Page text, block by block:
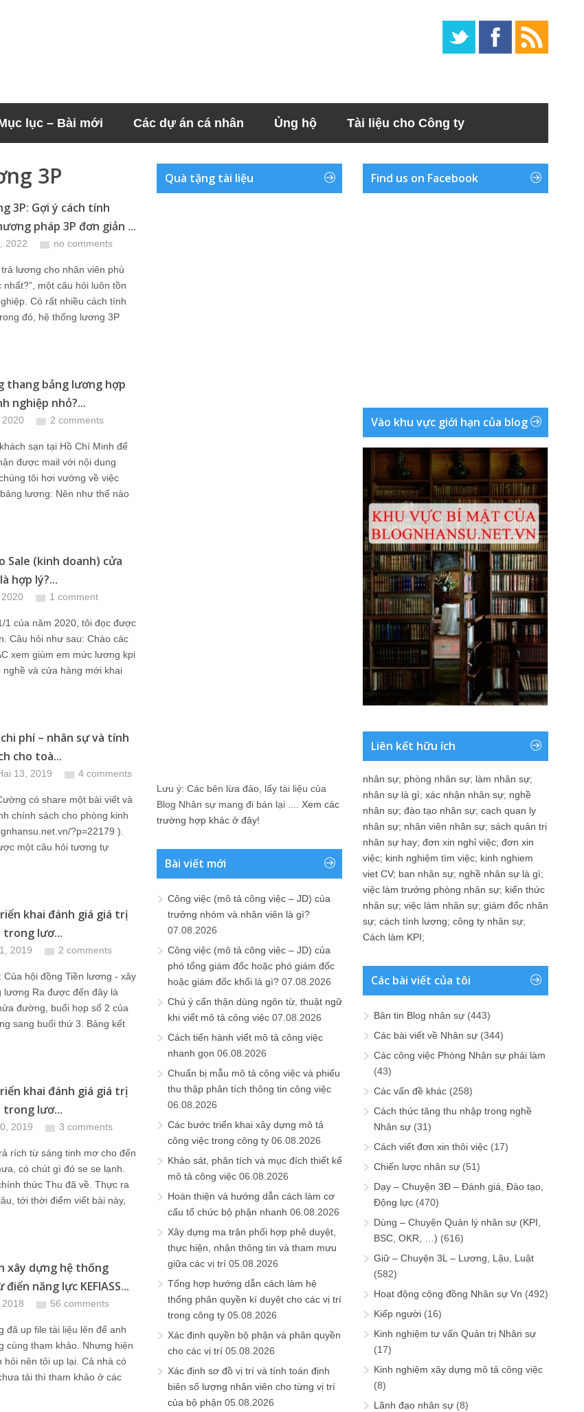
lục – Bài mới Các dự án cá nhân Ủng hộ Tài liệu cho Công ty
3P
3P: Gợi ý cách tính
pháp 3P đơn giản ...
2022 no comments
lương cho nhân viên phù
một câu hỏi luôn tồn
Có rất nhiều cách tính
đó, hệ thống lương 3P
thang bảng lương hợp
nghiệp nhỏ?...
2 comments
sạn tại Hồ Chí Minh để
được mail với nội dung
tôi hơi vướng về việc
lương: Nên như thế nào
Sale (kinh doanh) cửa
hợp lý?...
1 comment
1 của năm 2020, tôi đọc được
Câu hỏi như sau: Chào các
xem giùm em mức lương kpi
nghề và cửa hàng mới khai
phí – nhân sự và tính
cho toà...
13, 2019 4 comments
có share một bài viết và
chính sách cho phòng kinh
?p=22179 ).
một câu hỏi tương tự
khai đánh giá giá trị
trong lươ...
2019 2 comments
Của hội đồng Tiền lương - xây
lương Ra được đến đây là
đường, buổi họp số 2 của
sang buổi thứ 3. Bảng kết
khai đánh giá giá trị
trong lươ...
2019 3 comments
rích từ sáng tinh mơ cho đến
có chút gì đó se se lạnh.
thức Thu đã về. Thực ra
tới thời điểm viết bài này,
xây dựng hệ thống
năng lực KEFIASS...
56 comments
đã up file tài liệu lên để anh
cùng tham khảo. Nhưng hiện
hỏi nên tôi up lại. Cả nhà có
tải thì tham khảo ở các
Quà tặng tài liệu
Lưu ý: Các bên lừa đảo, lấy tài liệu của
Blog Nhân sự mang đi bán lại .... Xem các
trường hợp khác ở đây!
Bài viết mới
Công việc (mô tả công việc – JD) của
trưởng nhóm và nhân viên là gì?
07.08.2026
Công việc (mô tả công việc – JD) của
phó tổng giám đốc hoặc phó giám đốc
hoặc giám đốc khối là gì? 07.08.2026
Chú ý cẩn thận dùng ngôn từ, thuật ngữ
khi viết mô tả công việc 07.08.2026
Cách tiến hành viết mô tả công việc
nhanh gọn 06.08.2026
Chuẩn bị mẫu mô tả công việc và phiếu
thu thập phân tích thông tin công việc
06.08.2026
Các bước triển khai xây dựng mô tả
công việc trong công ty 06.08.2026
Khảo sát, phân tích và mục đích thiết kế
mô tả công việc 06.08.2026
Hoàn thiện và hướng dẫn cách làm cơ
cấu tổ chức bộ phận nhanh 06.08.2026
Xây dựng ma trận phối hợp phê duyệt,
thực hiện, nhận thông tin và tham mưu
giữa các vị trí 05.08.2026
Tổng hợp hướng dẫn cách làm hệ
thống phân quyền kí duyệt cho các vị trí
trong công ty 05.08.2026
Xác định quyền bộ phận và phân quyền
cho các vị trí 05.08.2026
Xác định sơ đồ vị trí và tính toán định
biên số lượng nhân viên cho từng vị trí
của bộ phận 05.08.2026
Find us on Facebook
Vào khu vực giới hạn của blog
Liên kết hữu ích
nhân sự; phòng nhân sự; làm nhân sự;
nhân sự là gì; xác nhận nhân sự; nghề
nhân sự; đào tạo nhân sự; cach quan ly
nhân sự; nhân viên nhân sự; sách quản trị
nhân sự hay; đơn xin nghỉ việc; đơn xin
việc; kinh nghiệm tìm việc; kinh nghiem
viet CV; ban nhân sự; nghề nhân sự là gì;
việc làm trưởng phòng nhân sự; kiến thức
nhân sự; việc làm nhân sự; giám đốc nhân
sự; cách tính lương; công ty nhân sự;
Cách làm KPI;
Các bài viết của tôi
Bản tin Blog nhân sự (443)
Các bài viết về Nhân sự (344)
Các công việc Phòng Nhân sự phải làm
(43)
Các vấn đề khác (258)
Cách thức tăng thu nhập trong nghề
Nhân sự (31)
Cách viết đơn xin thôi việc (17)
Chiến lược nhân sự (51)
Dạy – Chuyện 3Đ – Đánh giá, Đào tạo,
Động lực (470)
Dùng – Chuyện Quản lý nhân sự (KPI,
BSC, OKR, …) (616)
Giữ – Chuyện 3L – Lương, Lậu, Luật
(582)
Hoạt động cộng đồng Nhân sự Vn (492)
Kiếp người (16)
Kinh nghiệm tư vấn Quản trị Nhân sự
(17)
Kinh nghiệm xây dựng mô tả công việc
(8)
Lãnh đạo nhân sự (8)